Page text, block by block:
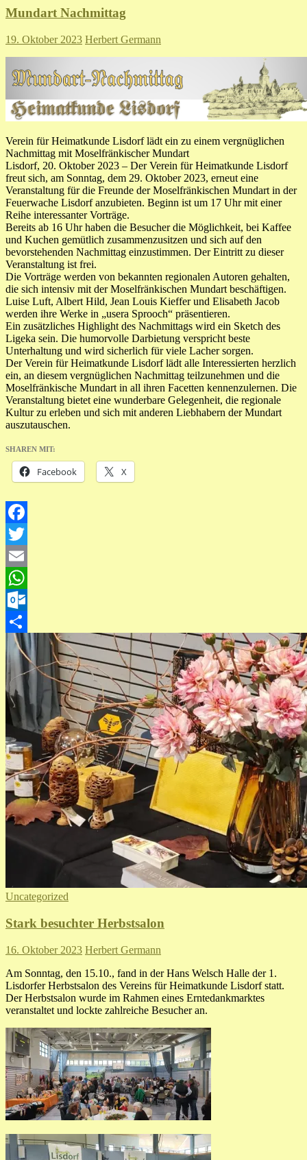
Mundart Nachmittag
19. Oktober 2023 Herbert Germann
Verein für Heimatkunde Lisdorf lädt ein zu einem vergnüglichen
Nachmittag mit Moselfränkischer Mundart
Lisdorf, 20. Oktober 2023 – Der Verein für Heimatkunde Lisdorf
freut sich, am Sonntag, dem 29. Oktober 2023, erneut eine
Veranstaltung für die Freunde der Moselfränkischen Mundart in der
Feuerwache Lisdorf anzubieten. Beginn ist um 17 Uhr mit einer
Reihe interessanter Vorträge.
Bereits ab 16 Uhr haben die Besucher die Möglichkeit, bei Kaffee
und Kuchen gemütlich zusammenzusitzen und sich auf den
bevorstehenden Nachmittag einzustimmen. Der Eintritt zu dieser
Veranstaltung ist frei.
Die Vorträge werden von bekannten regionalen Autoren gehalten,
die sich intensiv mit der Moselfränkischen Mundart beschäftigen.
Luise Luft, Albert Hild, Jean Louis Kieffer und Elisabeth Jacob
werden ihre Werke in „usera Sprooch“ präsentieren.
Ein zusätzliches Highlight des Nachmittags wird ein Sketch des
Ligeka sein. Die humorvolle Darbietung verspricht beste
Unterhaltung und wird sicherlich für viele Lacher sorgen.
Der Verein für Heimatkunde Lisdorf lädt alle Interessierten herzlich
ein, an diesem vergnüglichen Nachmittag teilzunehmen und die
Moselfränkische Mundart in all ihren Facetten kennenzulernen. Die
Veranstaltung bietet eine wunderbare Gelegenheit, die regionale
Kultur zu erleben und sich mit anderen Liebhabern der Mundart
auszutauschen.
SHAREN MIT:
Facebook X
Facebook
Twitter
Email
WhatsApp
Outlook.com
Teilen
Uncategorized
Stark besuchter Herbstsalon
16. Oktober 2023 Herbert Germann
Am Sonntag, den 15.10., fand in der Hans Welsch Halle der 1.
Lisdorfer Herbstsalon des Vereins für Heimatkunde Lisdorf statt.
Der Herbstsalon wurde im Rahmen eines Erntedankmarktes
veranstaltet und lockte zahlreiche Besucher an.